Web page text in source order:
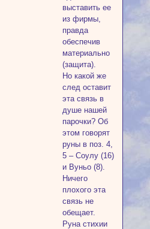
выставить ее
из фирмы,
правда
обеспечив
материально
(защита).
Но какой же
след оставит
эта связь в
душе нашей
парочки? Об
этом говорят
руны в поз. 4,
5 – Соулу (16)
и Вуньо (8).
Ничего
плохого эта
связь не
обещает.
Руна стихии